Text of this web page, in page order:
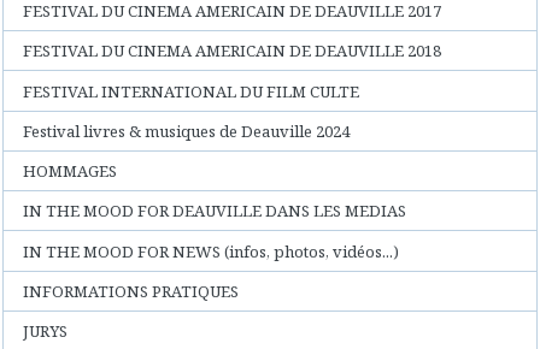
FESTIVAL DU CINEMA AMERICAIN DE DEAUVILLE 2017
FESTIVAL DU CINEMA AMERICAIN DE DEAUVILLE 2018
FESTIVAL INTERNATIONAL DU FILM CULTE
Festival livres & musiques de Deauville 2024
HOMMAGES
IN THE MOOD FOR DEAUVILLE DANS LES MEDIAS
IN THE MOOD FOR NEWS (infos, photos, vidéos...)
INFORMATIONS PRATIQUES
JURYS